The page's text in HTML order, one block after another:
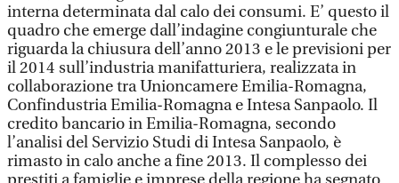
interna determinata dal calo dei consumi. E’ questo il
quadro che emerge dall’indagine congiunturale che
riguarda la chiusura dell’anno 2013 e le previsioni per
il 2014 sull’industria manifatturiera, realizzata in
collaborazione tra Unioncamere Emilia-Romagna,
Confindustria Emilia-Romagna e Intesa Sanpaolo. Il
credito bancario in Emilia-Romagna, secondo
l’analisi del Servizio Studi di Intesa Sanpaolo, è
rimasto in calo anche a fine 2013. Il complesso dei